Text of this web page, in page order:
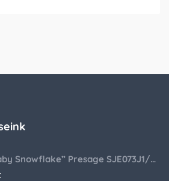
Seiko “Baby Snowflake” Presage SJE073J1/SARA015 Limited Edition